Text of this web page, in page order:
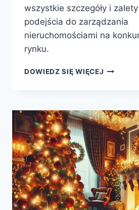
wszystkie szczegóły i
podejścia do zarządzania
nieruchomościami na
rynku.
DOWIEDZ SIĘ WIĘCEJ
I